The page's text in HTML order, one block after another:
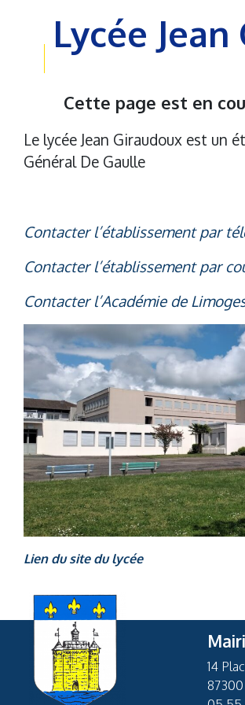
Lycée
Cette page est en
Le lycée Jean Giraudoux est un
Général De Gaulle
Contacter l’établissement par
Contacter l’établissement par
Contacter l’Académie de
Lien du site du lycée
14